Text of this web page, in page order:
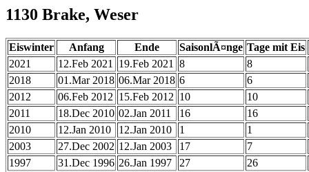
1130 Brake, Weser
Eiswinter Anfang Ende SaisonlÃ¤nge Tage mit Eis
2021
12.Feb 2021 19.Feb 2021 8
8
2018
01.Mar 2018 06.Mar 2018 6
6
2012
06.Feb 2012 15.Feb 2012 10
10
2011
18.Dec 2010 02.Jan 2011 16
16
2010
12.Jan 2010 12.Jan 2010 1
1
2003
27.Dec 2002 12.Jan 2003 17
7
1997
31.Dec 1996 26.Jan 1997 27
26